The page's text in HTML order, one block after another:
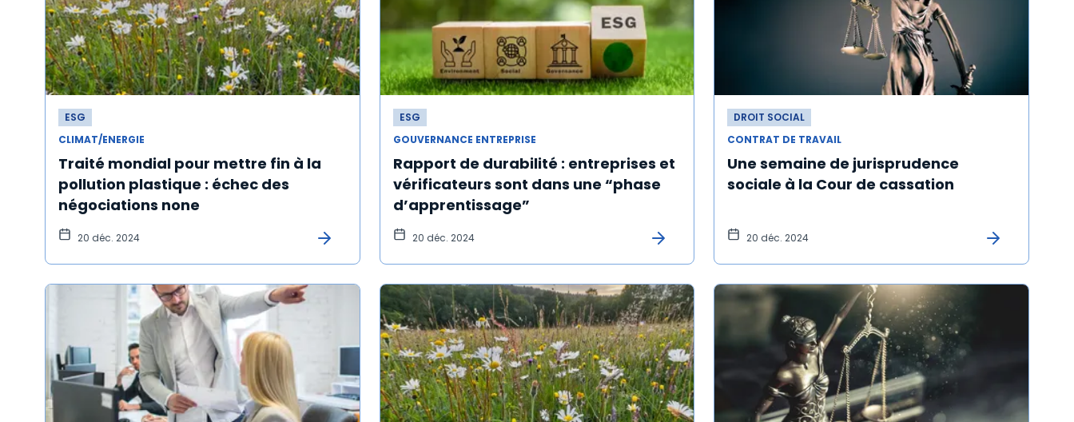
ESG
CLIMAT/ENERGIE
Traité mondial pour mettre fin à la
pollution plastique : échec des
négociations none
20 déc. 2024
ESG
GOUVERNANCE ENTREPRISE
Rapport de durabilité : entreprises et
vérificateurs sont dans une “phase
d’apprentissage”
20 déc. 2024
DROIT SOCIAL
CONTRAT DE TRAVAIL
Une semaine de jurisprudence
sociale à la Cour de cassation
20 déc. 2024